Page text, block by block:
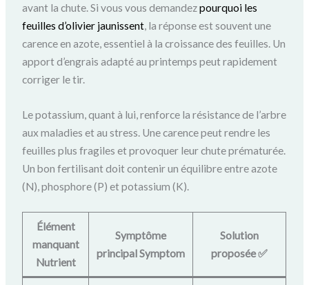
avant la chute. Si vous vous demandezpourquoi les
feuilles d’olivier jaunissent, la réponse est souvent une
carence en azote, essentiel à la croissance des feuilles. Un
apport d’engrais adapté au printemps peut rapidement
corriger le tir.
Le potassium, quant à lui, renforce la résistance de l’arbre
aux maladies et au stress. Une carence peut rendre les
feuilles plus fragiles et provoquer leur chute prématurée.
Un bon fertilisant doit contenir un équilibre entre azote
(N), phosphore (P) et potassium (K).
Élément
manquant
Nutrient
Symptôme
principal Symptom
Solution
proposée ✅